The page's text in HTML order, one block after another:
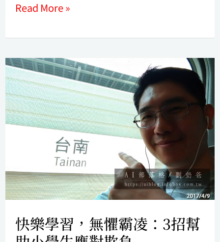
不
Read More »
快樂學習，無懼霸凌：3招幫
快
樂
學
習，
霸
凌：
招